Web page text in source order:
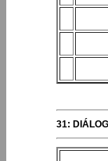
31: